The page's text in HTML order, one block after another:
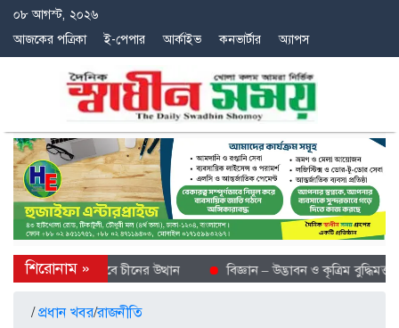
০৮ আগস্ট, ২০২৬
আজকের পত্রিকা
ই-পেপার আর্কাইভ কনভার্টার অ্যাপস
শীতল গন্তব্য হিসেবে চীনের উত্থান বিজ্ঞান – উদ্ভাবন ও কৃত্রিম বুদ্ধিমত্তায়
/প্রধান খবর/রাজনীতি